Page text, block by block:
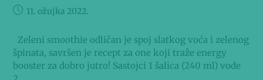
11. ožujka 2022.
Zeleni smoothie odličan je spoj slatkog voća i zelenog
špinata, savršen je recept za one koji traže energy
booster za dobro jutro! Sastojci 1 šalica (240 ml) vode